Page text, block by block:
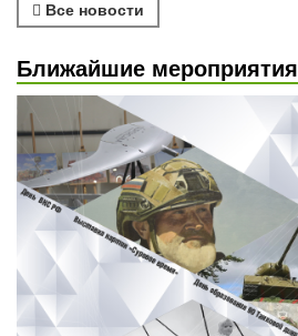
Все новости
Ближайшие мероприятия